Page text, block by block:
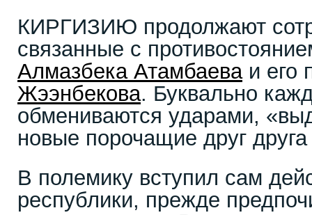
КИРГИЗИЮ продолжают
связанные с
Алмазбека Атамбаеваи его
Жээнбекова. Буквально
обмениваются ударами,
новые порочащие друг
В полемику вступил сам
республики, прежде